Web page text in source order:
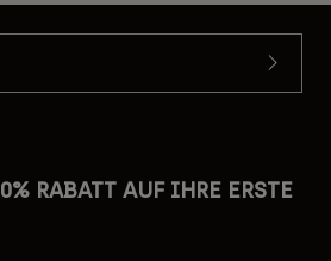
RABATT AUF IHRE ERSTE